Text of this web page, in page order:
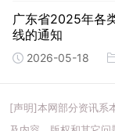
广东省2025年各
线的通知
2026-05-18
[声明]本网部分资讯系